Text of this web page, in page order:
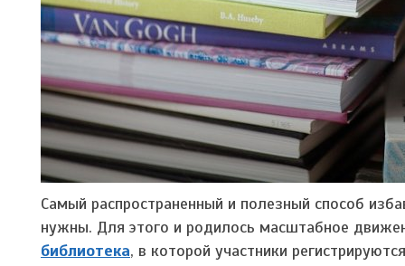
Самый распространенный и полезный способ
нужны. Для этого и родилось масштабное
библиотека, в которой участники